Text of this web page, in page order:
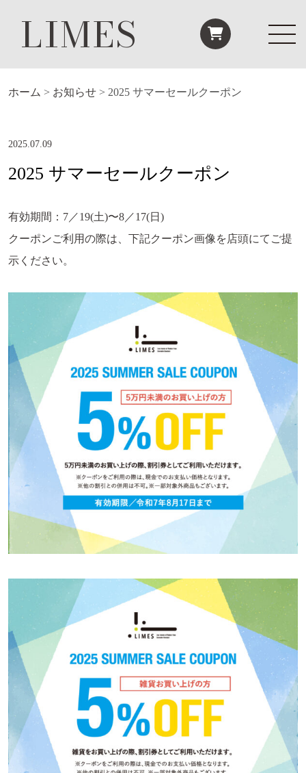
LIMES
ホーム > お知らせ > 2025 サマーセールクーポン
2025.07.09
2025 サマーセールクーポン
有効期間：7／19(土)〜8／17(日)
クーポンご利用の際は、下記クーポン画像を店頭にてご提
示ください。